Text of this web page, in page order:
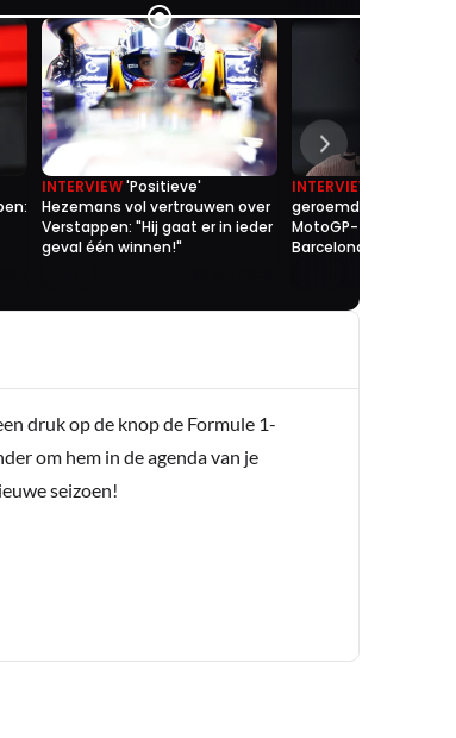
INTERVIEW'Positieve'
Hezemans vol vertrouwen over
Verstappen: "Hij gaat er in ieder
geval één winnen!"
INTERVIEW
geroemd als 'killer' door
MotoGP-fenomeen in
Barcelona
druk op de knop de Formule 1-
om hem in de agenda van je
seizoen!